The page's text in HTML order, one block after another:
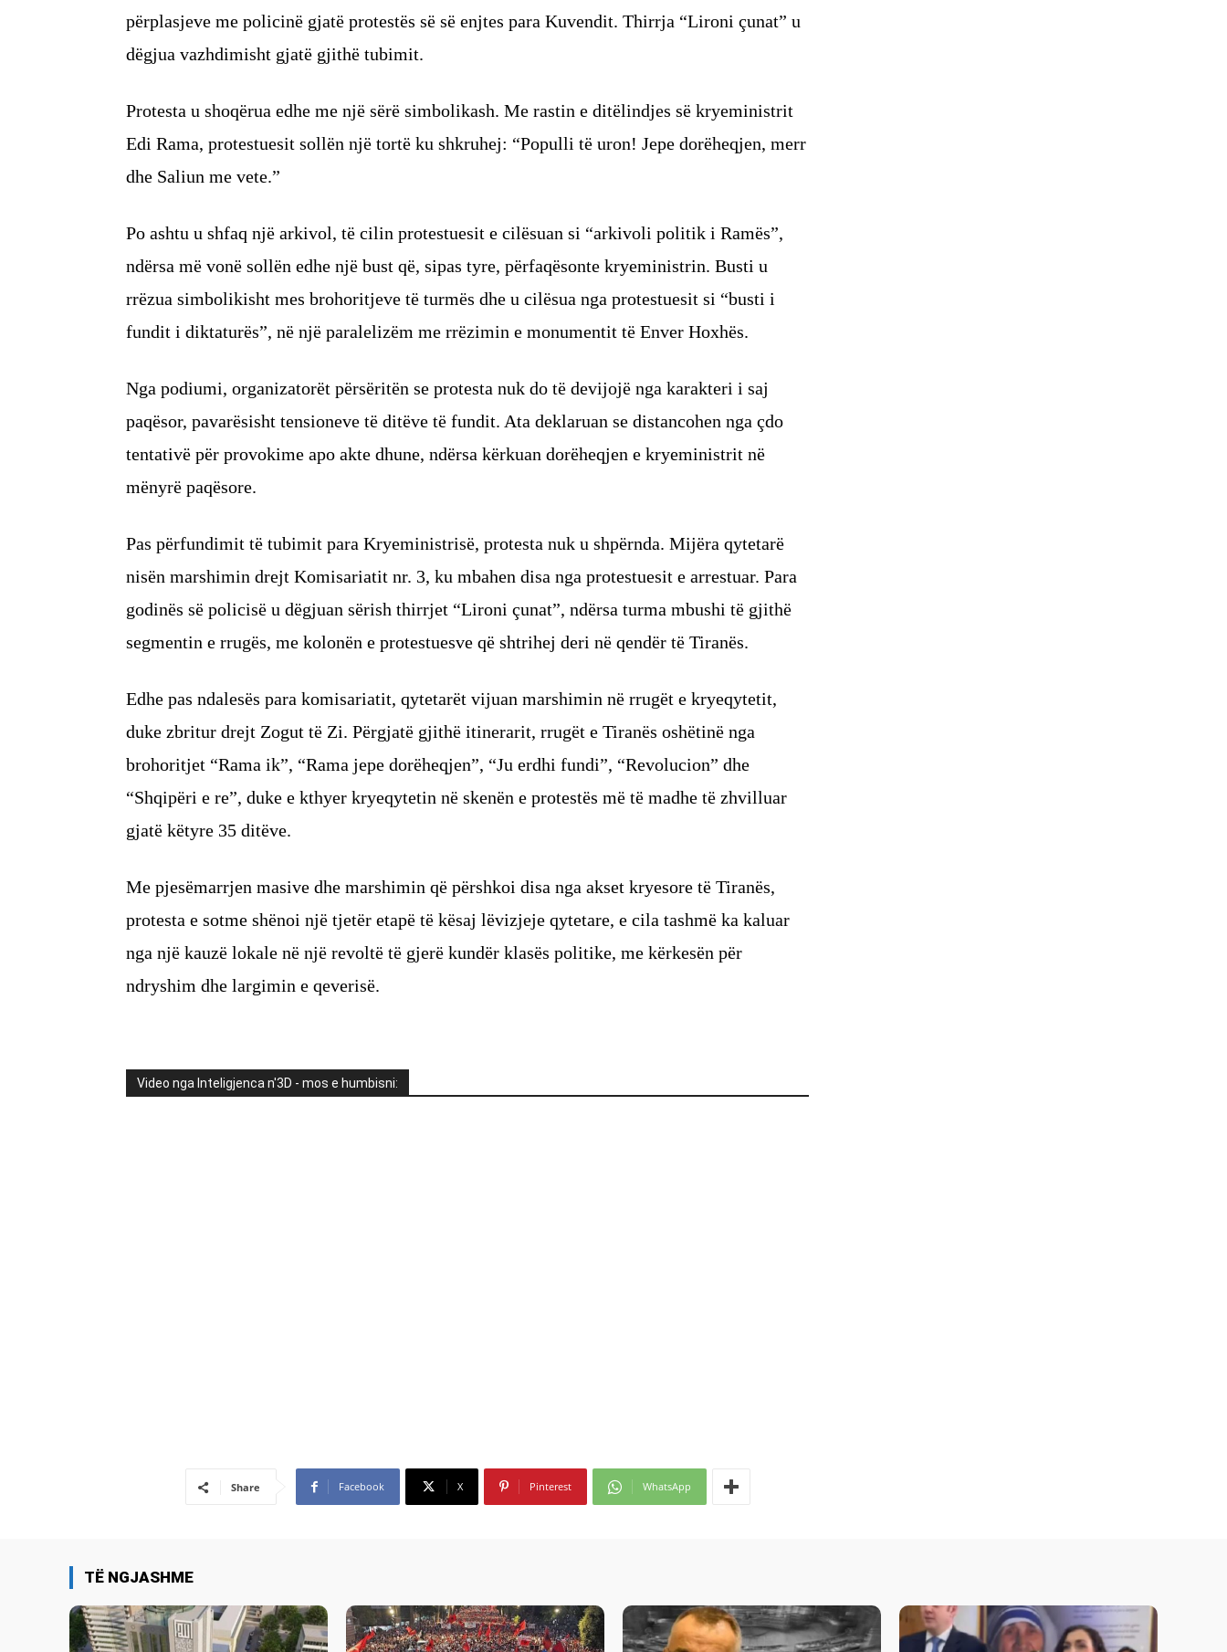
përplasjeve me policinë gjatë protestës së së enjtes para Kuvendit. Thirrja “Lironi çunat” u
dëgjua vazhdimisht gjatë gjithë tubimit.
Protesta u shoqërua edhe me një sërë simbolikash. Me rastin e ditëlindjes së kryeministrit
Edi Rama, protestuesit sollën një tortë ku shkruhej: “Populli të uron! Jepe dorëheqjen, merr
dhe Saliun me vete.”
Po ashtu u shfaq një arkivol, të cilin protestuesit e cilësuan si “arkivoli politik i Ramës”,
ndërsa më vonë sollën edhe një bust që, sipas tyre, përfaqësonte kryeministrin. Busti u
rrëzua simbolikisht mes brohoritjeve të turmës dhe u cilësua nga protestuesit si “busti i
fundit i diktaturës”, në një paralelizëm me rrëzimin e monumentit të Enver Hoxhës.
Nga podiumi, organizatorët përsëritën se protesta nuk do të devijojë nga karakteri i saj
paqësor, pavarësisht tensioneve të ditëve të fundit. Ata deklaruan se distancohen nga çdo
tentativë për provokime apo akte dhune, ndërsa kërkuan dorëheqjen e kryeministrit në
mënyrë paqësore.
Pas përfundimit të tubimit para Kryeministrisë, protesta nuk u shpërnda. Mijëra qytetarë
nisën marshimin drejt Komisariatit nr. 3, ku mbahen disa nga protestuesit e arrestuar. Para
godinës së policisë u dëgjuan sërish thirrjet “Lironi çunat”, ndërsa turma mbushi të gjithë
segmentin e rrugës, me kolonën e protestuesve që shtrihej deri në qendër të Tiranës.
Edhe pas ndalesës para komisariatit, qytetarët vijuan marshimin në rrugët e kryeqytetit,
duke zbritur drejt Zogut të Zi. Përgjatë gjithë itinerarit, rrugët e Tiranës oshëtinë nga
brohoritjet “Rama ik”, “Rama jepe dorëheqjen”, “Ju erdhi fundi”, “Revolucion” dhe
“Shqipëri e re”, duke e kthyer kryeqytetin në skenën e protestës më të madhe të zhvilluar
gjatë këtyre 35 ditëve.
Me pjesëmarrjen masive dhe marshimin që përshkoi disa nga akset kryesore të Tiranës,
protesta e sotme shënoi një tjetër etapë të kësaj lëvizjeje qytetare, e cila tashmë ka kaluar
nga një kauzë lokale në një revoltë të gjerë kundër klasës politike, me kërkesën për
ndryshim dhe largimin e qeverisë.
Video nga Inteligjenca n'3D - mos e humbisni:
Share Facebook X Pinterest WhatsApp
TË NGJASHME